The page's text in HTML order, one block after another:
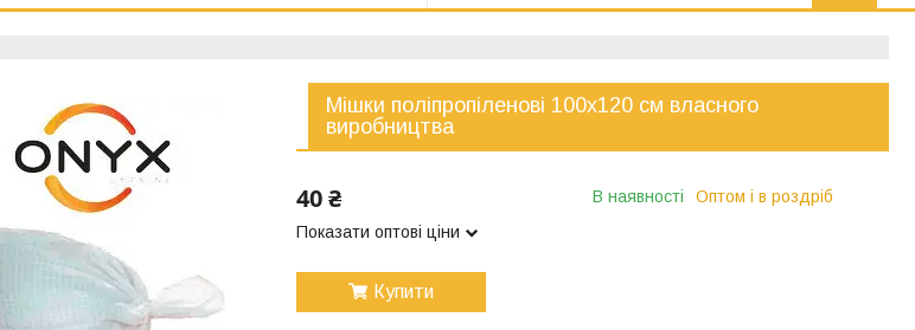
Мішки поліпропіленові 100х120 см власного
виробництва
40 ₴
Показати оптові ціни
В наявності Оптом і в роздріб
Купити